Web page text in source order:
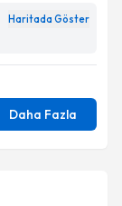
Haritada Göster
Daha Fazla